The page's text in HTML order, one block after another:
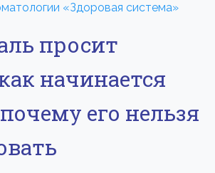
«Здоровая система»
просит
начинается
его нельзя